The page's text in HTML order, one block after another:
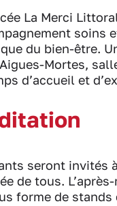
La Merci
soins
du bien-être.
Aigues-Mortes,
d’accueil et
seront invités
de tous.
forme de